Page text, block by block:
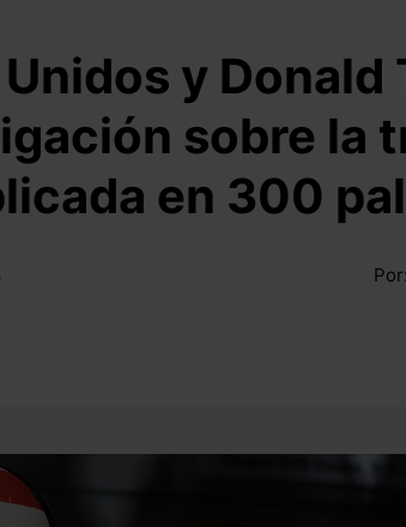
y Donald
sobre la
en 300
Por: